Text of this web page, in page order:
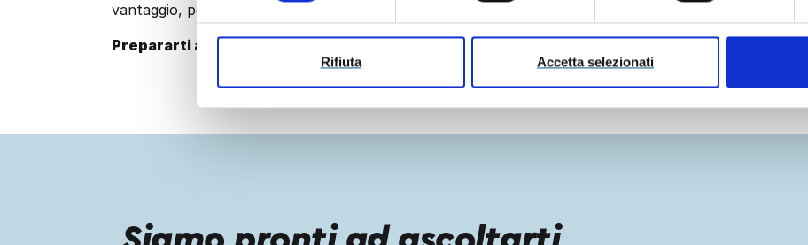
Rifiuta Accetta selezionati
vantaggio, permettendoti di essere un passo avanti.
Prepararti al futuro e sfrutta al massimo le tue potenzialità!